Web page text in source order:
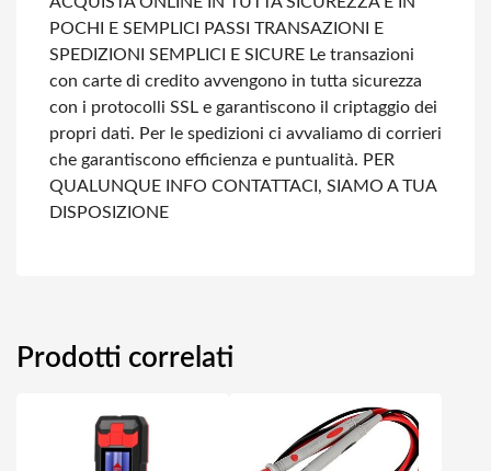
POCHI E SEMPLICI PASSI TRANSAZIONI E
SPEDIZIONI SEMPLICI E SICURE Le transazioni
con carte di credito avvengono in tutta sicurezza
con i protocolli SSL e garantiscono il criptaggio dei
propri dati. Per le spedizioni ci avvaliamo di corrieri
che garantiscono efficienza e puntualità. PER
QUALUNQUE INFO CONTATTACI, SIAMO A TUA
DISPOSIZIONE
Prodotti correlati